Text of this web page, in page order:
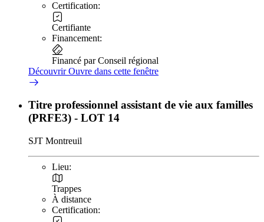
Certification:
Certifiante
Financement:
Financé par Conseil régional
DécouvrirOuvre dans cette fenêtre
Titre professionnel assistant de vie aux familles
(PRFE3) - LOT 14
SJT Montreuil
Lieu:
Trappes
À distance
Certification: